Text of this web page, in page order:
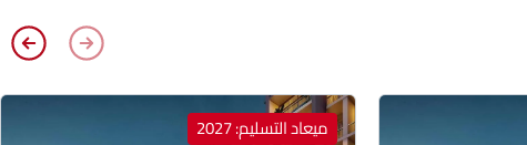
ميعاد التسليم: 2027